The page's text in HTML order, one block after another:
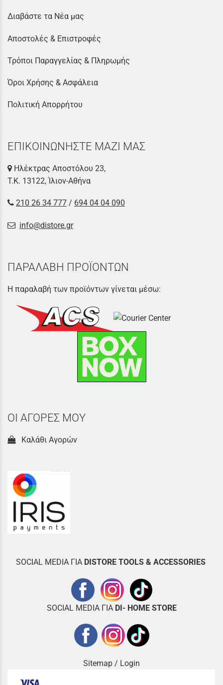
Διαβάστε τα Νέα μας
Αποστολές & Επιστροφές
Τρόποι Παραγγελίας & Πληρωμής
Όροι Χρήσης & Ασφάλεια
Πολιτική Απορρήτου
ΕΠΙΚΟΙΝΩΝΗΣΤΕ ΜΑΖΙ ΜΑΣ
Ηλέκτρας Αποστόλου 23,
Τ.Κ. 13122, Ίλιον-Αθήνα
210 26 34 777 / 694 04 04 090
info@distore.gr
ΠΑΡΑΛΑΒΗ ΠΡΟΪΟΝΤΩΝ
Η παραλαβή των προϊόντων γίνεται μέσω:
ΟΙ ΑΓΟΡΕΣ ΜΟΥ
Καλάθι Αγορών
SOCIAL MEDIA ΓΙΑ DISTORE TOOLS & ACCESSORIES
SOCIAL MEDIA ΓΙΑ DI- HOME STORE
Sitemap / Login